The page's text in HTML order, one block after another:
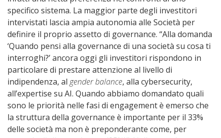
specifico sistema. La maggior parte degli investitori
intervistati lascia ampia autonomia alle Società per
definire il proprio assetto di governance. “Alla domanda
‘Quando pensi alla governance di una società su cosa ti
interroghi?’ ancora oggi gli investitori rispondono in
particolare di prestare attenzione al livello di
indipendenza, al gender balance, alla cybersecurity,
all’expertise su AI. Quando abbiamo domandato quali
sono le priorità nelle fasi di engagement è emerso che
la struttura della governance è importante per il 33%
delle società ma non è preponderante come, per